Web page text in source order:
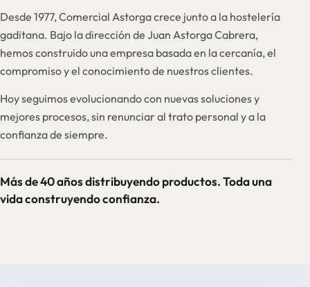
Desde 1977, Comercial Astorga crece junto a la hostelería
gaditana. Bajo la dirección de Juan Astorga Cabrera,
hemos construido una empresa basada en la cercanía, el
compromiso y el conocimiento de nuestros clientes.
Hoy seguimos evolucionando con nuevas soluciones y
mejores procesos, sin renunciar al trato personal y a la
confianza de siempre.
Más de 40 años distribuyendo productos. Toda una
vida construyendo confianza.